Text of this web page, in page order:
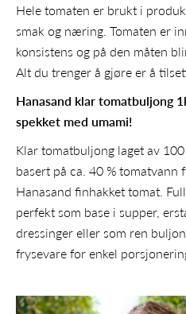
Hele tomaten er brukt i
smak og næring. Tomaten er
konsistens og på den måten
Alt du trenger å gjøre er å
Hanasand klar tomatbuljong
spekket med umami!
Klar tomatbuljong laget av
basert på ca. 40 % tomatvann
Hanasand finhakket tomat.
perfekt som base i supper,
dressinger eller som ren
frysevare for enkel